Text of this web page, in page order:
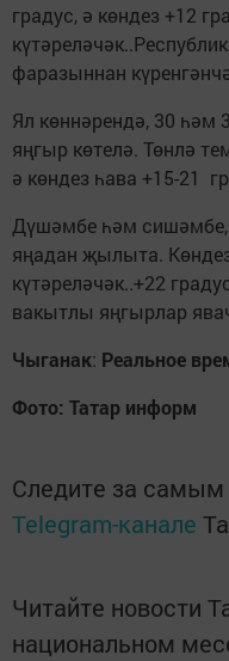
градус, ә көндез +12
фаразыннан
Ял көннәрендә, 30 һәм
яңгыр көтелә. Төнлә
ә көндез һава +15-21
Дүшәмбе һәм сишәмбе,
яңадан җылыта.
күтәреләчәк..+22
вакытлы яңгырлар
Чыганак: Реальное
Фото: Татар информ
Следите за
Telegram-канале
Читайте новости
национальном